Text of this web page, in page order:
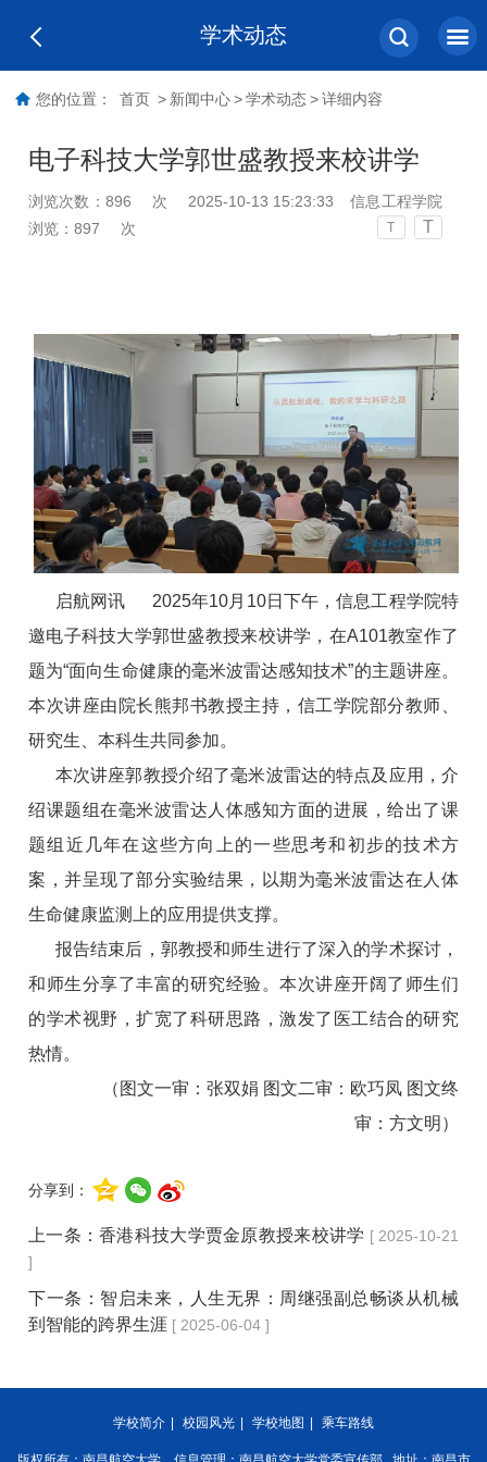
学术动态
您的位置： 首页 > 新闻中心 > 学术动态 > 详细内容
电子科技大学郭世盛教授来校讲学
浏览次数： 896 次 2025-10-13 15:23:33
信息工程学院
浏览：897 次 T T
启航网讯 2025年10月10日下午，信息工程学院特
邀电子科技大学郭世盛教授来校讲学，在A101教室作了
题为“面向生命健康的毫米波雷达感知技术”的主题讲座。
本次讲座由院长熊邦书教授主持，信工学院部分教师、
研究生、本科生共同参加。
本次讲座郭教授介绍了毫米波雷达的特点及应用，介
绍课题组在毫米波雷达人体感知方面的进展，给出了课
题组近几年在这些方向上的一些思考和初步的技术方
案，并呈现了部分实验结果，以期为毫米波雷达在人体
生命健康监测上的应用提供支撑。
报告结束后，郭教授和师生进行了深入的学术探讨，
和师生分享了丰富的研究经验。本次讲座开阔了师生们
的学术视野，扩宽了科研思路，激发了医工结合的研究
热情。
（图文一审：张双娟 图文二审：欧巧凤 图文终
审：方文明）
分享到：
上一条：香港科技大学贾金原教授来校讲学 [ 2025-10-21
]
下一条： 智启未来，人生无界：周继强副总畅谈从机械
到智能的跨界生涯 [ 2025-06-04 ]
学校简介 校园风光 学校地图 乘车路线